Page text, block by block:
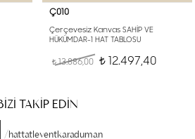
Ç010
Çerçevesiz Kanvas SAHİP VE
HÜKÜMDAR-1 HAT TABLOSU
t13.886,00 t 12.497,40
TAKİP EDİN
/hattatleventkaraduman